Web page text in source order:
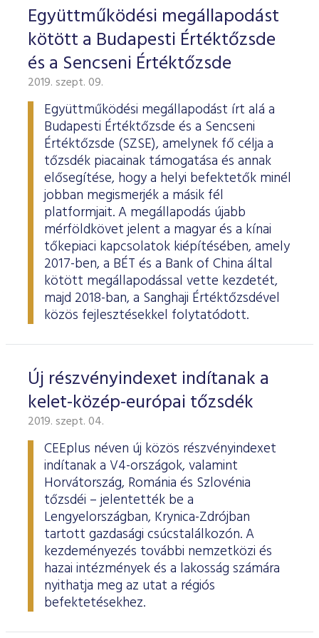
ESG Útmutató
Együttműködési megállapodást
kötött a Budapesti Értéktőzsde
és a Sencseni Értéktőzsde
2019. szept. 09.
Együttműködési megállapodást írt alá a
Budapesti Értéktőzsde és a Sencseni
Értéktőzsde (SZSE), amelynek fő célja a
tőzsdék piacainak támogatása és annak
elősegítése, hogy a helyi befektetők minél
jobban megismerjék a másik fél
platformjait. A megállapodás újabb
mérföldkövet jelent a magyar és a kínai
tőkepiaci kapcsolatok kiépítésében, amely
2017-ben, a BÉT és a Bank of China által
kötött megállapodással vette kezdetét,
majd 2018-ban, a Sanghaji Értéktőzsdével
közös fejlesztésekkel folytatódott.
Új részvényindexet indítanak a
kelet-közép-európai tőzsdék
2019. szept. 04.
CEEplus néven új közös részvényindexet
indítanak a V4-országok, valamint
Horvátország, Románia és Szlovénia
tőzsdéi – jelentették be a
Lengyelországban, Krynica-Zdrójban
tartott gazdasági csúcstalálkozón. A
kezdeményezés további nemzetközi és
hazai intézmények és a lakosság számára
nyithatja meg az utat a régiós
befektetésekhez.